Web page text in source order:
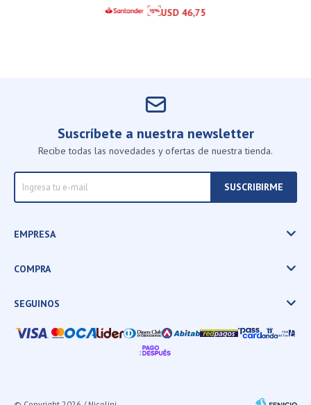
USD 46,75
Suscríbete a nuestra newsletter
Recibe todas las novedades y ofertas de nuestra tienda.
SUSCRIBIRME
EMPRESA
COMPRA
SEGUINOS